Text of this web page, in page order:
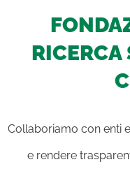
Collaboriamo con enti
e rendere